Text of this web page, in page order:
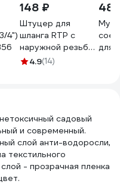
4")
148 ₽
Штуцер для
шланга RTP с
наружной резьбой
G 20х3/4 25157
4.9(14)
48
для
садовый
и современный.
слой анти-водоросли,
текстильного
- прозрачная пленка